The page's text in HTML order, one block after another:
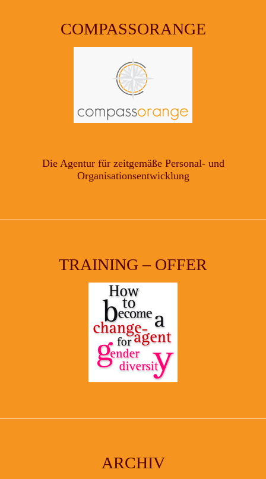
COMPASSORANGE
Die Agentur für zeitgemäße Personal- und
Organisationsentwicklung
TRAINING – OFFER
ARCHIV